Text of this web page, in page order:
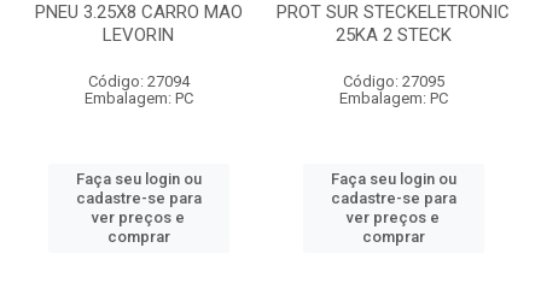
PNEU 3.25X8 CARRO MAO
LEVORIN
Código: 27094
Embalagem: PC
Faça seu login ou
cadastre-se para
ver preços e
comprar
PROT SUR STECKELETRONIC
25KA 2 STECK
Código: 27095
Embalagem: PC
Faça seu login ou
cadastre-se para
ver preços e
comprar